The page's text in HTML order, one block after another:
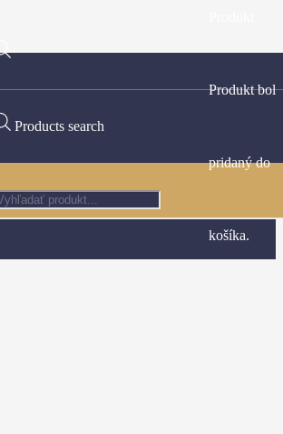
Products search
Produktbol
pridaný do
košíka.